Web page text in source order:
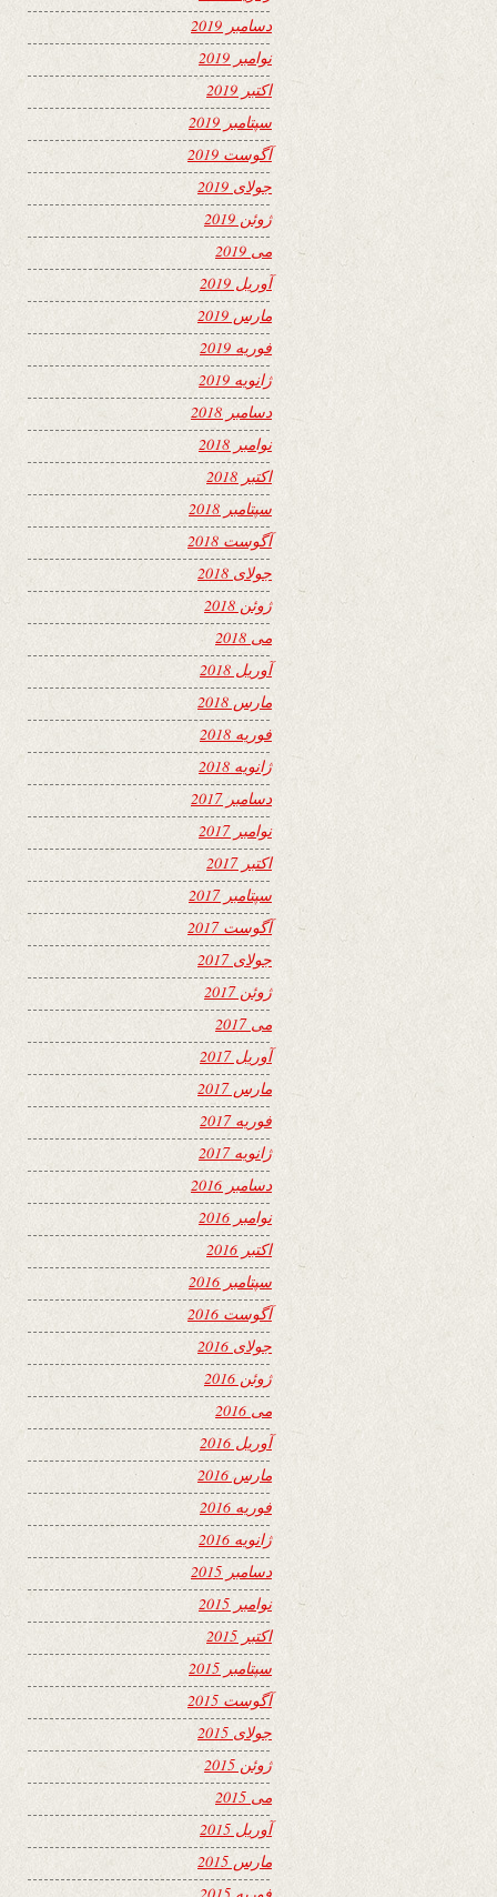
دسامبر 2019
نوامبر 2019
اکتبر 2019
سپتامبر 2019
آگوست 2019
جولای 2019
ژوئن 2019
می 2019
آوریل 2019
مارس 2019
فوریه 2019
ژانویه 2019
دسامبر 2018
نوامبر 2018
اکتبر 2018
سپتامبر 2018
آگوست 2018
جولای 2018
ژوئن 2018
می 2018
آوریل 2018
مارس 2018
فوریه 2018
ژانویه 2018
دسامبر 2017
نوامبر 2017
اکتبر 2017
سپتامبر 2017
آگوست 2017
جولای 2017
ژوئن 2017
می 2017
آوریل 2017
مارس 2017
فوریه 2017
ژانویه 2017
دسامبر 2016
نوامبر 2016
اکتبر 2016
سپتامبر 2016
آگوست 2016
جولای 2016
ژوئن 2016
می 2016
آوریل 2016
مارس 2016
فوریه 2016
ژانویه 2016
دسامبر 2015
نوامبر 2015
اکتبر 2015
سپتامبر 2015
آگوست 2015
جولای 2015
ژوئن 2015
می 2015
آوریل 2015
مارس 2015